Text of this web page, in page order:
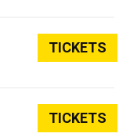
TICKETS
TICKETS